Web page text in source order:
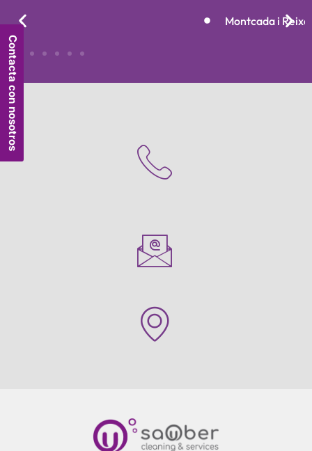
Montcada i Reixac
Contacta con nosotros
e84e